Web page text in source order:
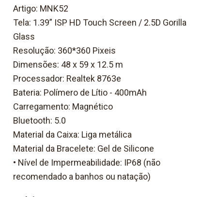
Artigo: MNK52
Tela: 1.39” ISP HD Touch Screen / 2.5D Gorilla
Glass
Resolução: 360*360 Pixeis
Dimensões: 48 x 59 x 12.5 m
Processador: Realtek 8763e
Bateria: Polímero de Lítio - 400mAh
Carregamento: Magnético
Bluetooth: 5.0
Material da Caixa: Liga metálica
Material da Bracelete: Gel de Silicone
• Nível de Impermeabilidade: IP68 (não
recomendado a banhos ou natação)